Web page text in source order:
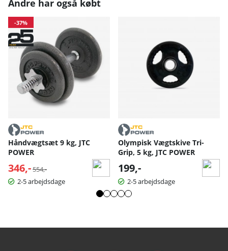
Andre har også købt
-37%
Håndvægtsæt 9 kg, JTC
POWER
346,- Normalpris:
554,-
2-5 arbejdsdage
Olympisk Vægtskive Tri-
Grip, 5 kg, JTC POWER
199,-
2-5 arbejdsdage